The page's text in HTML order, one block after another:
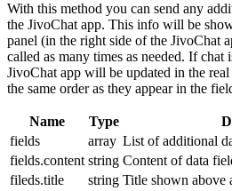
With this method you can send any
the JivoChat app. This info will be
panel (in the right side of the JivoChat
called as many times as needed. If
JivoChat app will be updated in the
the same order as they appear in the
Name Type
fields
array List of additional
fields.content string Content of data
fileds.title
string Title shown above